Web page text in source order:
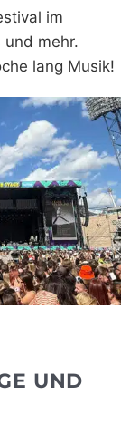
im
und mehr.
lang Musik!
UND